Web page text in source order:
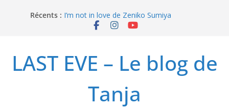
Récents : I’m not in love de Zeniko Sumiya
Hima-ten ! : La fée du logis et la PDG
Ma collection BANANA FISH
LAST EVE – Le blog de
Tanja